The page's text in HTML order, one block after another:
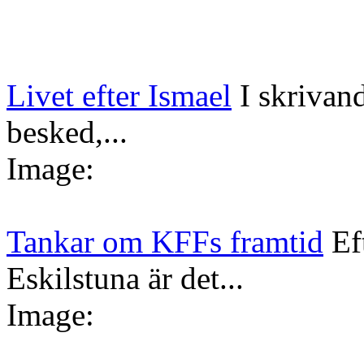
Livet efter Ismael I
besked,...
Image:
Tankar om KFFs framtid
Eskilstuna är det...
Image: